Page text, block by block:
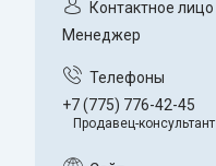
Менеджер
+7 (775) 776-42-45
Продавец-консультант